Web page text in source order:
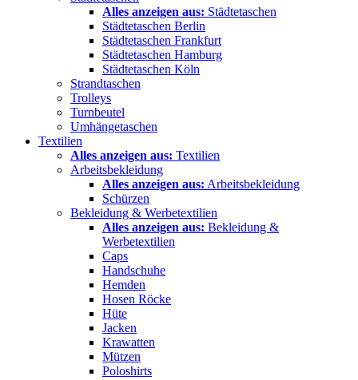
Alles anzeigen aus: Städtetaschen
Städtetaschen Berlin
Städtetaschen Frankfurt
Städtetaschen Hamburg
Städtetaschen Köln
Strandtaschen
Trolleys
Turnbeutel
Umhängetaschen
Textilien
Alles anzeigen aus: Textilien
Arbeitsbekleidung
Alles anzeigen aus: Arbeitsbekleidung
Schürzen
Bekleidung & Werbetextilien
Alles anzeigen aus: Bekleidung &
Werbetextilien
Caps
Handschuhe
Hemden
Hosen Röcke
Hüte
Jacken
Krawatten
Mützen
Poloshirts